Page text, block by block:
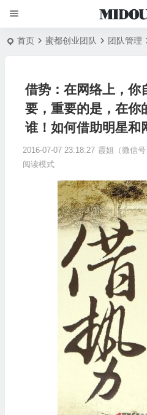
首页 蜜都创业团队 团队管理
借势：在网络上，你
要，重要的是，在你
谁！如何借助明星和
2016-07-07 23:18:27 霞姐（微信号
阅读模式